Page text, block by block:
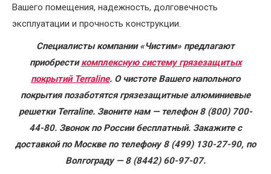
Вашего помещения, надежность, долговечность
эксплуатации и прочность конструкции.
Специалисты компании «Чистим» предлагают
приобрестикомплексную систему грязезащитых
покрытий Terraline. О чистоте Вашего напольного
покрытия позаботятся грязезащитные алюминиевые
решетки Terraline. Звоните нам — телефон 8 (800) 700-
44-80. Звонок по России бесплатный. Закажите с
доставкой по Москве по телефону 8 (499) 130-27-90, по
Волгограду — 8 (8442) 60-97-07.